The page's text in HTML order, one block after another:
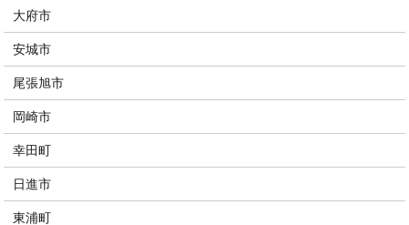
大府市
安城市
尾張旭市
岡崎市
幸田町
日進市
東浦町